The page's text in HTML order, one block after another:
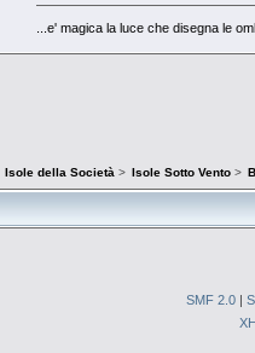
...e' magica la luce che disegna le
Isole della Società> Isole Sotto Vento>
SMF 2.0 |